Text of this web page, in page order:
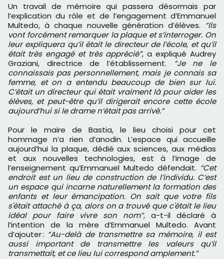
Un travail de mémoire qui passera désormais par
l’explication du rôle et de l’engagement d’Emmanuel
Multedo, à chaque nouvelle génération d’élèves. “Ils
vont forcément remarquer la plaque et s’interroger. On
leur expliquera qu’il était le directeur de l’école, et qu’il
était très engagé et très apprécié”, a expliqué Audrey
Graziani, directrice de l’établissement.
“Je ne le
connaissais pas personnellement, mais je connais sa
femme, et on a entendu beaucoup de bien sur lui.
C’était un directeur qui était vraiment là pour aider les
élèves, et peut-être qu’il dirigerait encore cette école
aujourd’hui si le drame n’était pas arrivé.”
Pour le maire de Bastia, le lieu choisi pour cet
hommage n’a rien d’anodin. L’espace qui accueille
aujourd’hui la plaque, dédié aux sciences, aux médias
et aux nouvelles technologies, est à l’image de
l’enseignement qu’Emmanuel Multedo défendait. “Cet
endroit est un lieu de construction de l’individu. C’est
un espace qui incarne naturellement la formation des
enfants et leur émancipation. On sait que votre fils
s'était attaché à ça, alors on a trouvé que c'était le lieu
idéal pour faire vivre son nom”, a-t-il déclaré à
l’intention de la mère d’Emmanuel Multedo. Avant
d’ajouter : “Au-delà de transmettre sa mémoire, il est
aussi important de transmettre les valeurs qu’il
transmettait, et ce lieu lui correspond amplement.”